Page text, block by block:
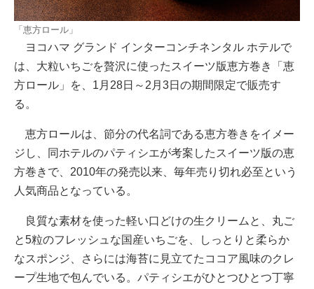
「恵方ロール」
ヨコハマ グランド インターコンチネンタル ホテルで
は、大粒いちごを贅沢に使ったスイーツ版恵方巻き「恵
方ロール」を、1月28日～2月3日の期間限定で販売す
る。
恵方ロールは、節分の代名詞である恵方巻きをイメー
ジし、同ホテルのパティシエが考案したスイーツ版の恵
方巻きで、2010年の発売以来、毎年売り切れ必至という
人気商品となっている。
良質な素材を使った軽い口どけの生クリームと、丸ご
と5粒のフレッシュな国産いちごを、しっとりと柔らか
なスポンジ、さらには海苔に見立てたココア風味のクレ
ープ生地で包んでいる。パティシエがひとつひとつ丁寧